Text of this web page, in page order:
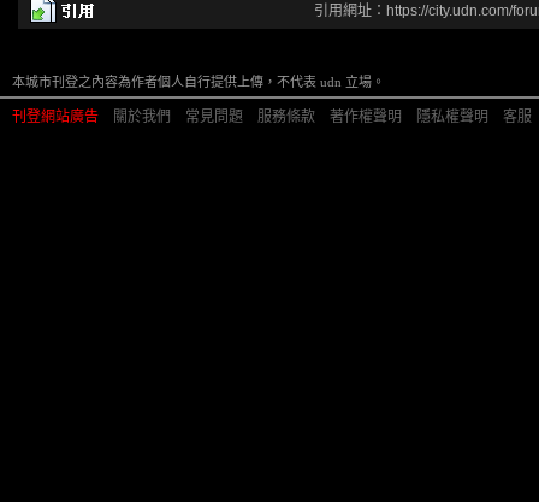
引用網址：https://city.udn.com/
本城市刊登之內容為作者個人自行提供上傳，不代表 udn 立場。
刊登網站廣告 關於我們 常見問題 服務條款 著作權聲明 隱私權聲明 客服